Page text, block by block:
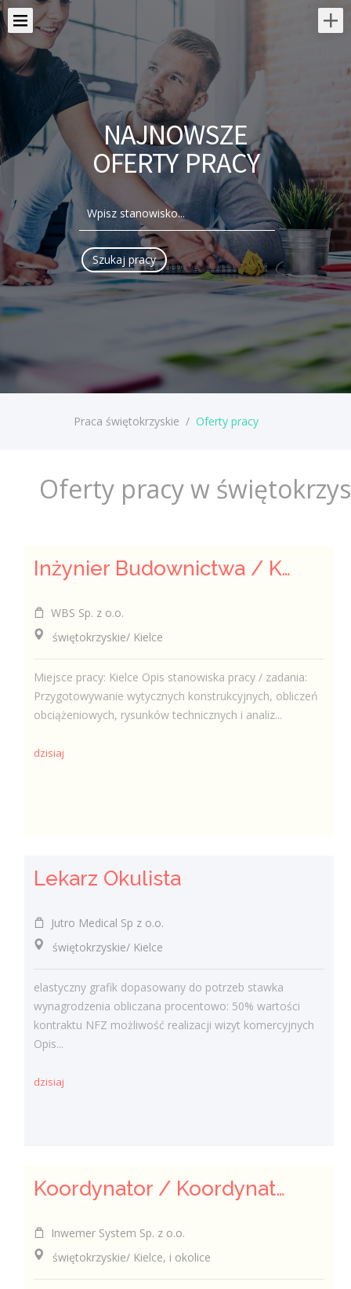
NAJNOWSZE
OFERTY PRACY
Praca świętokrzyskie / Oferty pracy
Oferty pracy w
Inżynier Budownictwa / Konstruktor (k/m/n)
WBS Sp. z o.o.
świętokrzyskie/ Kielce
Miejsce pracy: Kielce Opis stanowiska pracy / zadania:
Przygotowywanie wytycznych konstrukcyjnych, obliczeń
obciążeniowych, rysunków technicznych i analiz...
dzisiaj
Lekarz Okulista
Jutro Medical Sp z o.o.
świętokrzyskie/ Kielce
elastyczny grafik dopasowany do potrzeb stawka
wynagrodzenia obliczana procentowo: 50% wartości
kontraktu NFZ możliwość realizacji wizyt komercyjnych
Opis...
dzisiaj
Koordynator / Koordynatorka ds. utrzymania czystości
Inwemer System Sp. z o.o.
świętokrzyskie/ Kielce, i okolice